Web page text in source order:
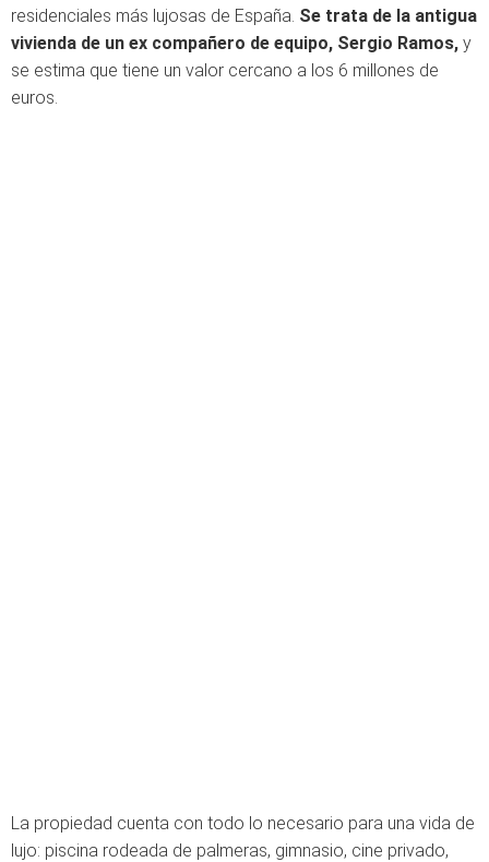
residenciales más lujosas de España. Se trata de la antigua
vivienda de un ex compañero de equipo, Sergio Ramos, y
se estima que tiene un valor cercano a los 6 millones de
euros.
La propiedad cuenta con todo lo necesario para una vida de
lujo: piscina rodeada de palmeras, gimnasio, cine privado,